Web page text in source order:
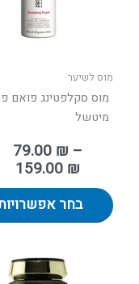
מוס לשיער
מוס סקלפטינג פואם
מיטשל
79.00 ₪ –
159.00 ₪
בחר